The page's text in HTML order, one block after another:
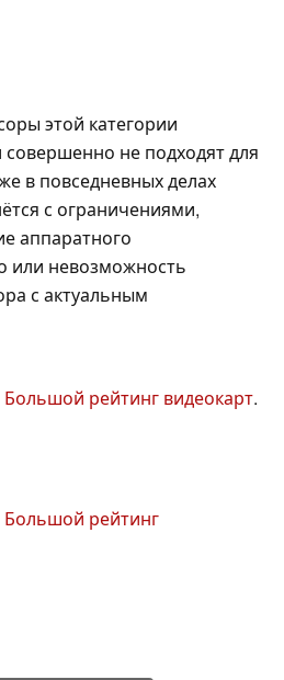
этой категории
не подходят для
в повседневных делах
с ограничениями,
аппаратного
или невозможность
с актуальным
Большой рейтинг видеокарт.
Большой рейтинг